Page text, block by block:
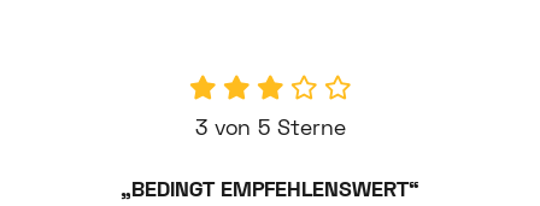
3 von 5 Sterne
„BEDINGT EMPFEHLENSWERT“